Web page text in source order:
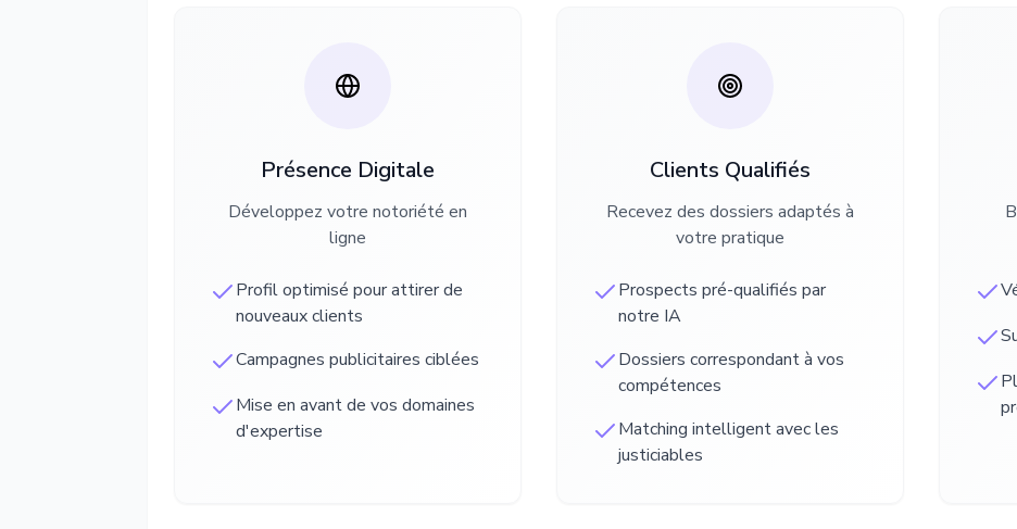
Présence Digitale
Développez votre notoriété en
ligne
Profil optimisé pour attirer de
nouveaux clients
Campagnes publicitaires ciblées
Mise en avant de vos domaines
d'expertise
Clients Qualifiés
Recevez des dossiers adaptés à
votre pratique
Prospects pré-qualifiés par
notre IA
Dossiers correspondant à vos
compétences
Matching intelligent avec les
justiciables